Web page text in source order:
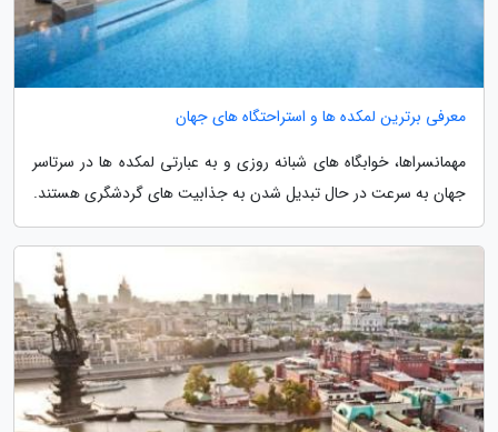
معرفی برترین لمکده ها و استراحتگاه های جهان
مهمانسراها، خوابگاه های شبانه روزی و به عبارتی لمکده ها در سرتاسر
جهان به سرعت در حال تبدیل شدن به جذابیت های گردشگری هستند.